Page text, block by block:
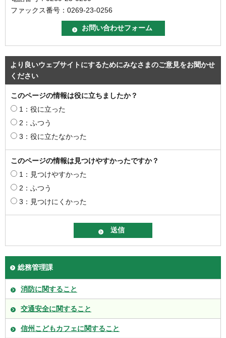
ファックス番号：0269-23-0256
より良いウェブサイトにするためにみなさまのご意見をお聞かせ
ください
このページの情報は役に立ちましたか？
1：役に立った
2：ふつう
3：役に立たなかった
このページの情報は見つけやすかったですか？
1：見つけやすかった
2：ふつう
3：見つけにくかった
総務管理課
消防に関すること
交通安全に関すること
信州こどもカフェに関すること